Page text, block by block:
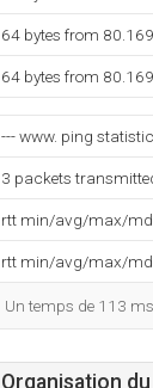
64 bytes from
64 bytes from
--- www. ping
3 packets
rtt min/avg/max/
rtt min/avg/max/
Un temps de 113
Organisation